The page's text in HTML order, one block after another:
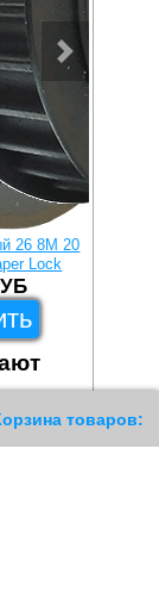
товаров:
26 8M 20
Lock
4580